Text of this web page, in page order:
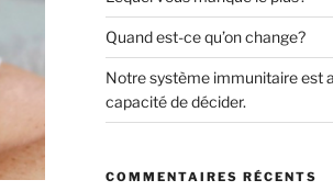
Quand est-ce qu’on change?
Notre système immunitaire est
capacité de décider.
COMMENTAIRES RÉCENTS